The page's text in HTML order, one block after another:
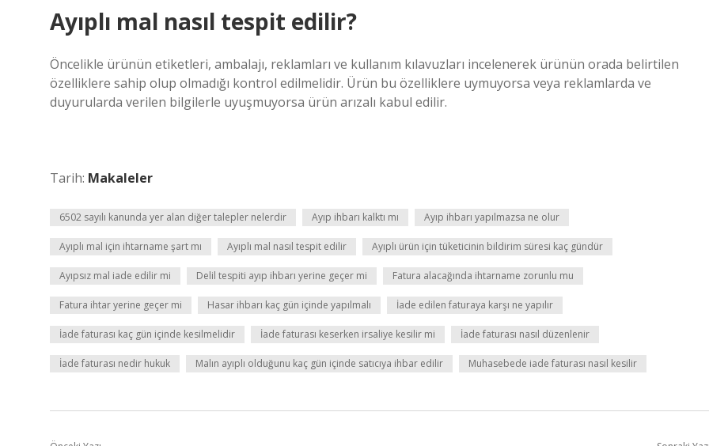
Ayıplı mal nasıl tespit edilir?
Öncelikle ürünün etiketleri, ambalajı, reklamları ve kullanım kılavuzları incelenerek ürünün orada belirtilen
özelliklere sahip olup olmadığı kontrol edilmelidir. Ürün bu özelliklere uymuyorsa veya reklamlarda ve
duyurularda verilen bilgilerle uyuşmuyorsa ürün arızalı kabul edilir.
Tarih: Makaleler
6502 sayılı kanunda yer alan diğer talepler nelerdir Ayıp ihbarı kalktı mı Ayıp ihbarı yapılmazsa ne olur
Ayıplı mal için ihtarname şart mı Ayıplı mal nasıl tespit edilir Ayıplı ürün için tüketicinin bildirim süresi kaç gündür
Ayıpsız mal iade edilir mi Delil tespiti ayıp ihbarı yerine geçer mi Fatura alacağında ihtarname zorunlu mu
Fatura ihtar yerine geçer mi Hasar ihbarı kaç gün içinde yapılmalı İade edilen faturaya karşı ne yapılır
İade faturası kaç gün içinde kesilmelidir İade faturası keserken irsaliye kesilir mi İade faturası nasıl düzenlenir
İade faturası nedir hukuk Malın ayıplı olduğunu kaç gün içinde satıcıya ihbar edilir Muhasebede iade faturası nasıl kesilir